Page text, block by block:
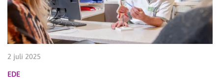
2 juli 2025
EDE